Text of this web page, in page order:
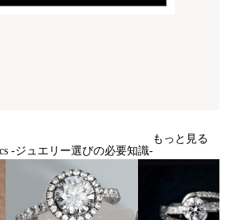
-ジュエリー選びの必要知識-
もっと見る